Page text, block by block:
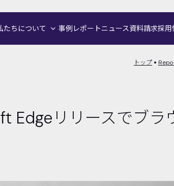
たちについて 事例 レポートニュース資料請求採用
トップ
Edgeリリースでブラ